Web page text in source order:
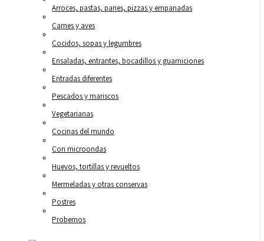
Arroces, pastas, panes, pizzas y empanadas
Carnes y aves
Cocidos, sopas y legumbres
Ensaladas, entrantes, bocadillos y guarniciones
Entradas diferentes
Pescados y mariscos
Vegetarianas
Cocinas del mundo
Con microondas
Huevos, tortillas y revueltos
Mermeladas y otras conservas
Postres
Probemos